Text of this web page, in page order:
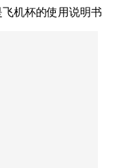
机杯的使用说明书